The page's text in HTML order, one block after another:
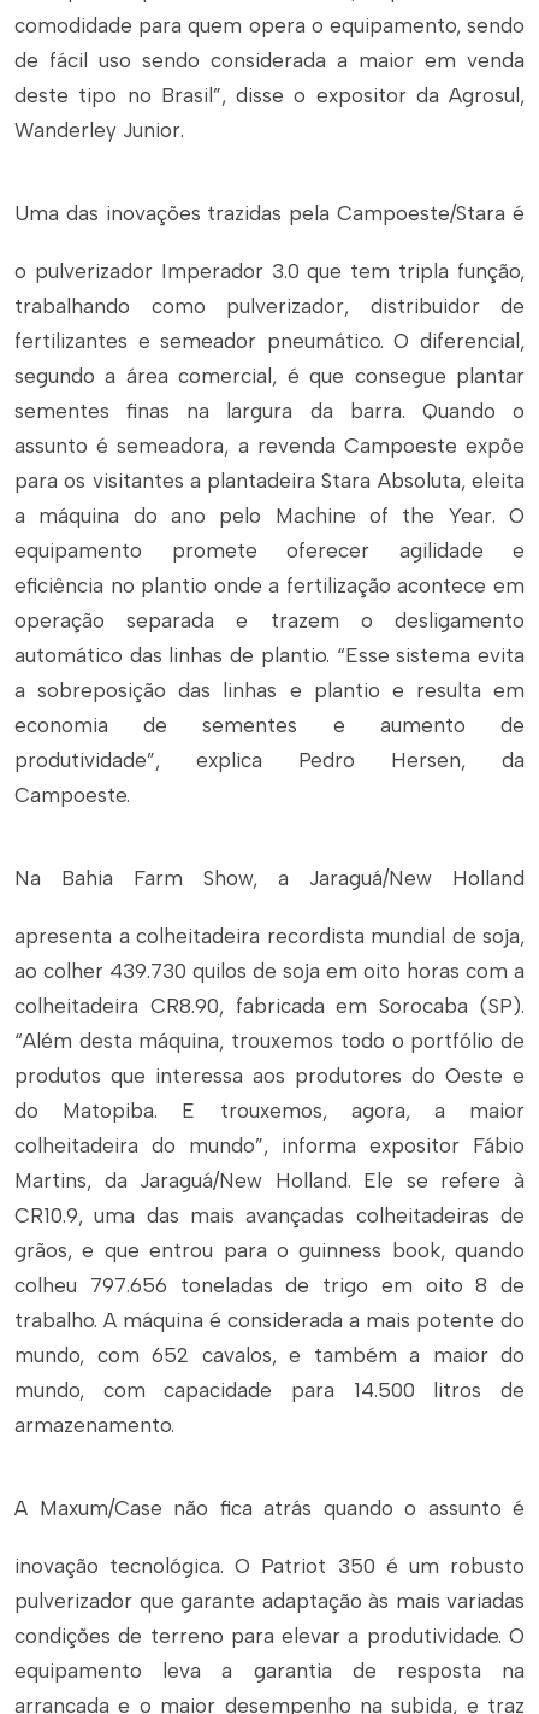
comodidade para quem opera o equipamento, sendo
de fácil uso sendo considerada a maior em venda
deste tipo no Brasil”, disse o expositor da Agrosul,
Wanderley Junior.
Uma das inovações trazidas pela Campoeste/Stara é
o pulverizador Imperador 3.0 que tem tripla função,
trabalhando como pulverizador, distribuidor de
fertilizantes e semeador pneumático. O diferencial,
segundo a área comercial, é que consegue plantar
sementes finas na largura da barra. Quando o
assunto é semeadora, a revenda Campoeste expõe
para os visitantes a plantadeira Stara Absoluta, eleita
a máquina do ano pelo Machine of the Year. O
equipamento promete oferecer agilidade e
eficiência no plantio onde a fertilização acontece em
operação separada e trazem o desligamento
automático das linhas de plantio. “Esse sistema evita
a sobreposição das linhas e plantio e resulta em
economia de sementes e aumento de
produtividade”, explica Pedro Hersen, da
Campoeste.
Na Bahia Farm Show, a Jaraguá/New Holland
apresenta a colheitadeira recordista mundial de soja,
ao colher 439.730 quilos de soja em oito horas com a
colheitadeira CR8.90, fabricada em Sorocaba (SP).
“Além desta máquina, trouxemos todo o portfólio de
produtos que interessa aos produtores do Oeste e
do Matopiba. E trouxemos, agora, a maior
colheitadeira do mundo”, informa expositor Fábio
Martins, da Jaraguá/New Holland. Ele se refere à
CR10.9, uma das mais avançadas colheitadeiras de
grãos, e que entrou para o guinness book, quando
colheu 797.656 toneladas de trigo em oito 8 de
trabalho. A máquina é considerada a mais potente do
mundo, com 652 cavalos, e também a maior do
mundo, com capacidade para 14.500 litros de
armazenamento.
A Maxum/Case não fica atrás quando o assunto é
inovação tecnológica. O Patriot 350 é um robusto
pulverizador que garante adaptação às mais variadas
condições de terreno para elevar a produtividade. O
equipamento leva a garantia de resposta na
arrancada e o maior desempenho na subida, e traz